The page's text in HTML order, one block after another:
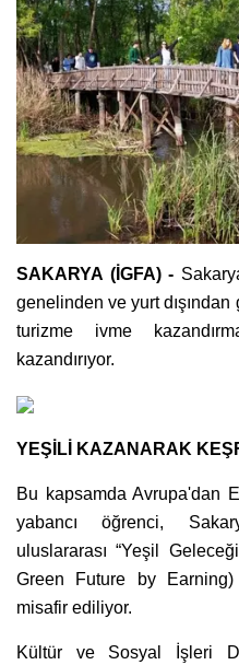
SAKARYA (İGFA) -
genelinden ve yurt dışından
turizme ivme
kazandırıyor.
YEŞİLİ KAZANARAK
Bu kapsamda Avrupa'dan
yabancı öğrenci,
uluslararası “Yeşil
Green Future by Earning)
misafir ediliyor.
Kültür ve Sosyal İşleri